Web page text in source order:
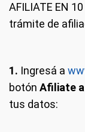
AFILIATE EN 10
trámite de
1. Ingresá a
botón Afiliate a
tus datos: